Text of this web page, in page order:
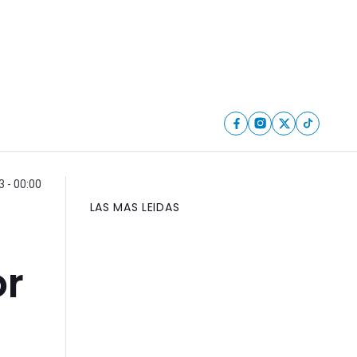
- 00:00
LAS MAS LEIDAS